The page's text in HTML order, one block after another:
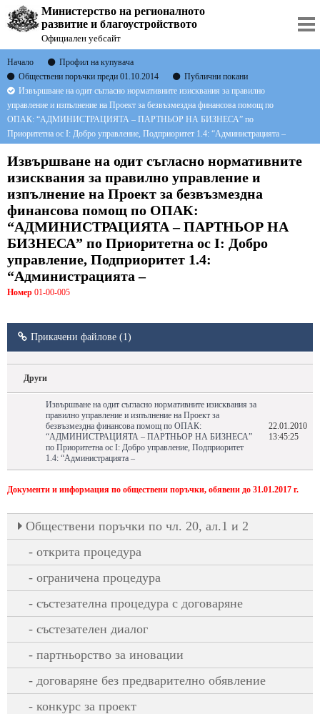
Министерство на регионалното
развитие и благоустройството
Официален уебсайт
Начало
Профил на купувача
Обществени поръчки преди 01.10.2014
Публични покани
Извършване на одит съгласно нормативните изисквания за правилно
управление и изпълнение на Проект за безвъзмездна финансова помощ по
ОПАК: “AДМИНИСТРАЦИЯТА – ПАРТНЬОР НА БИЗНЕСА” по
Приоритетна ос I: Добро управление, Подприоритет 1.4: “Администрацията –
Извършване на одит съгласно нормативните
изисквания за правилно управление и
изпълнение на Проект за безвъзмездна
финансова помощ по ОПАК:
“AДМИНИСТРАЦИЯТА – ПАРТНЬОР НА
БИЗНЕСА” по Приоритетна ос I: Добро
управление, Подприоритет 1.4:
“Администрацията –
Номер 01-00-005
Прикачени файлове (1)
Други
Извършване на одит съгласно нормативните изисквания за
правилно управление и изпълнение на Проект за
безвъзмездна финансова помощ по ОПАК:
“AДМИНИСТРАЦИЯТА – ПАРТНЬОР НА БИЗНЕСА”
по Приоритетна ос I: Добро управление, Подприоритет
1.4: “Администрацията –
22.01.2010
13:45:25
Документи и информация по обществени поръчки, обявени до 31.01.2017 г.
Oбществени поръчки по чл. 20, ал.1 и 2
открита процедура
ограничена процедура
състезателна процедура с договаряне
състезателен диалог
партньорство за иновации
договаряне без предварително обявление
конкурс за проект